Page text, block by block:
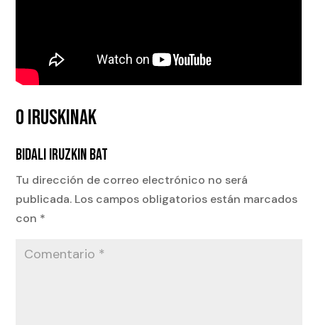
0 IRUSKINAK
BIDALI IRUZKIN BAT
Tu dirección de correo electrónico no será
publicada. Los campos obligatorios están marcados
con *